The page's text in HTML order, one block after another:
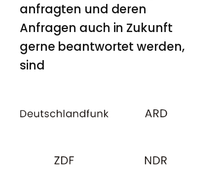
anfragten und deren
Anfragen auch in Zukunft
gerne beantwortet werden,
sind